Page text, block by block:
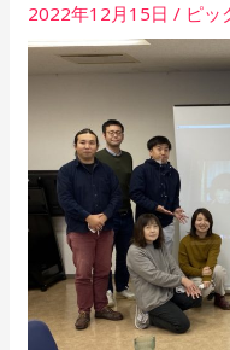
2022年12月15日 / ピッ